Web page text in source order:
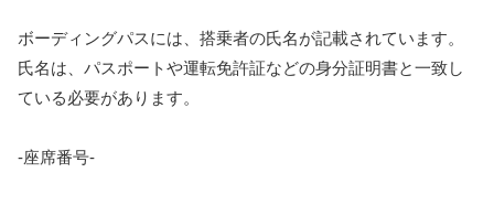
ボーディングパスには、搭乗者の氏名が記載されています。
氏名は、パスポートや運転免許証などの身分証明書と一致し
ている必要があります。
-座席番号-